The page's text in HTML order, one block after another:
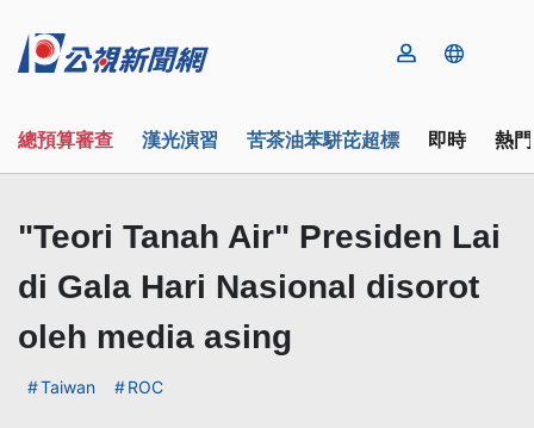
總預算審查 漢光演習 苦茶油苯駢芘超標 即時 熱
"Teori Tanah Air" Presiden Lai
di Gala Hari Nasional disorot
oleh media asing
Taiwan ROC